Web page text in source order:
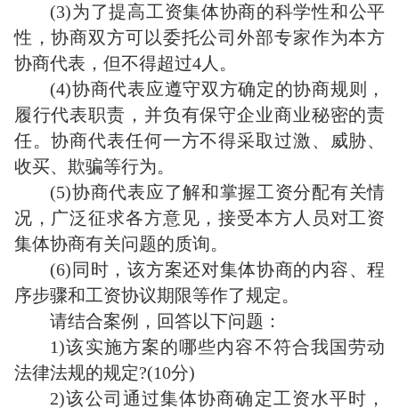
(3)为了提高工资集体协商的科学性和公平
性，协商双方可以委托公司外部专家作为本方
协商代表，但不得超过4人。
(4)协商代表应遵守双方确定的协商规则，
履行代表职责，并负有保守企业商业秘密的责
任。协商代表任何一方不得采取过激、威胁、
收买、欺骗等行为。
(5)协商代表应了解和掌握工资分配有关情
况，广泛征求各方意见，接受本方人员对工资
集体协商有关问题的质询。
(6)同时，该方案还对集体协商的内容、程
序步骤和工资协议期限等作了规定。
请结合案例，回答以下问题：
1)该实施方案的哪些内容不符合我国劳动
法律法规的规定?(10分)
2)该公司通过集体协商确定工资水平时，